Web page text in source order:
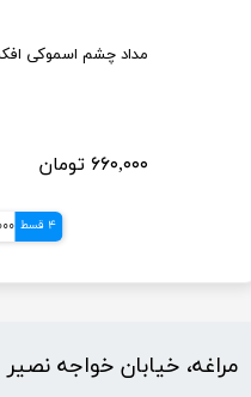
مداد چشم اسموکی
۶۶۰,۰۰۰ تومان
4 قسط
مراغه، خیابان خواجه